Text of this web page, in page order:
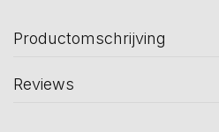
Productomschrijving
Reviews